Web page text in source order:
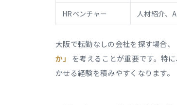
HRベンチャー 人材紹介、
大阪で転勤なしの会社を探す場合
か」
を考えることが重要です。特
かせる経験を積みやすくなります。